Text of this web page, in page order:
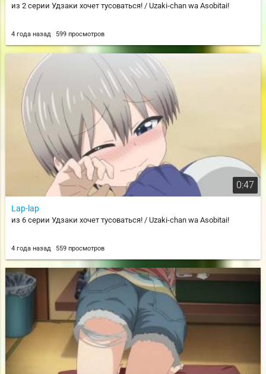
из 2 серии Удзаки хочет тусоваться! / Uzaki-chan wa Asobitai!
4 года назад 599 просмотров
0:47
Lap-lap
из 6 серии Удзаки хочет тусоваться! / Uzaki-chan wa Asobitai!
4 года назад 559 просмотров